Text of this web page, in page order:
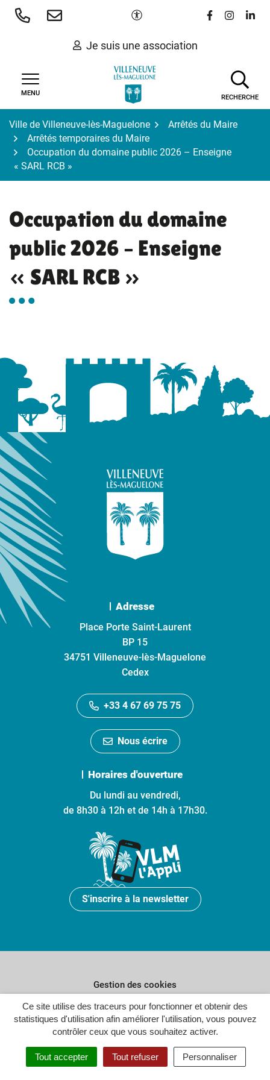
Ce site utilise des traceurs pour fonctionner et obtenir des
statistiques d'utilisation afin améliorer l'utilisation, vous pouvez
contrôler ceux que vous souhaitez activer.
Tout accepter Tout refuser Personnaliser
Aller
Paramètres d'accessibilité
Lien vers le
Lien vers
Lien
Je suis une association
MENU
RECHERCHE
Ville de Villeneuve-lès-Maguelone
Arrêtés du Maire
Arrêtés temporaires du Maire
Occupation du domaine public 2026 – Enseigne
« SARL RCB »
Occupation du domaine
public 2026 – Enseigne
« SARL RCB »
Adresse
Place Porte Saint-Laurent
BP 15
34751 Villeneuve-lès-Maguelone
Cedex
+33 4 67 69 75 75
Nous écrire
Horaires d'ouverture
Du lundi au vendredi,
de 8h30 à 12h et de 14h à 17h30.
S'inscrire à la newsletter
Gestion des cookies
Plan du site
Politique de confidentialité
Crédits